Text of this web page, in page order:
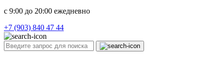
c 9:00 до 20:00 ежедневно
+7 (903) 840 47 44